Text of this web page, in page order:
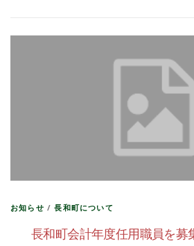
お知らせ /長和町について
長和町会計年度任用職員を募